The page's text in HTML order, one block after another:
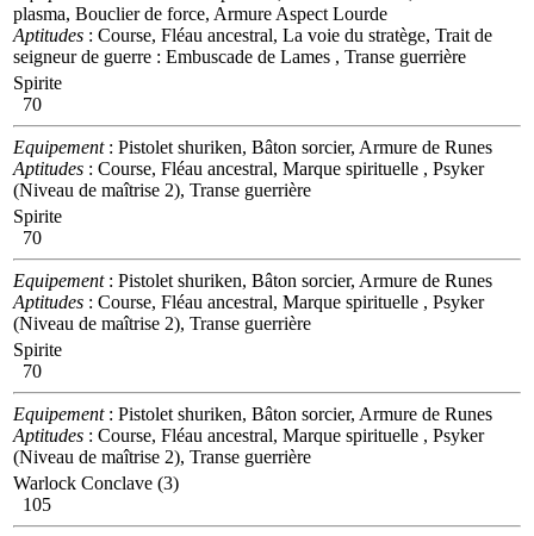
plasma, Bouclier de force, Armure Aspect Lourde
Aptitudes : Course, Fléau ancestral, La voie du stratège, Trait de
seigneur de guerre : Embuscade de Lames , Transe guerrière
Spirite
70
Equipement: Pistolet shuriken, Bâton sorcier, Armure de Runes
Aptitudes : Course, Fléau ancestral, Marque spirituelle , Psyker
(Niveau de maîtrise 2), Transe guerrière
Spirite
70
Equipement: Pistolet shuriken, Bâton sorcier, Armure de Runes
Aptitudes : Course, Fléau ancestral, Marque spirituelle , Psyker
(Niveau de maîtrise 2), Transe guerrière
Spirite
70
Equipement: Pistolet shuriken, Bâton sorcier, Armure de Runes
Aptitudes : Course, Fléau ancestral, Marque spirituelle , Psyker
(Niveau de maîtrise 2), Transe guerrière
Warlock Conclave (3)
105